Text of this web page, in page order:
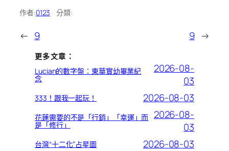
作者:0123 分類:
← 9 9 →
更多文章：
Lucian的數字盤：東華實幼畢業紀
念
2026-08-
03
333！跟我一起玩！ 2026-08-03
花蓮需要的不是「行銷」「幸運」而
是「修行」
2026-08-
03
台灣“十二化”占星圖 2026-08-03